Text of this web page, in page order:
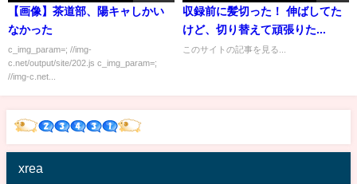
【画像】茶道部、陽キャしかい
なかった
c_img_param=; //img-
c.net/output/site/202.js c_img_param=;
//img-c.net...
収録前に髪切った！ 伸ばしてた
けど、切り替えて頑張りた...
このサイトの記事を見る...
xrea